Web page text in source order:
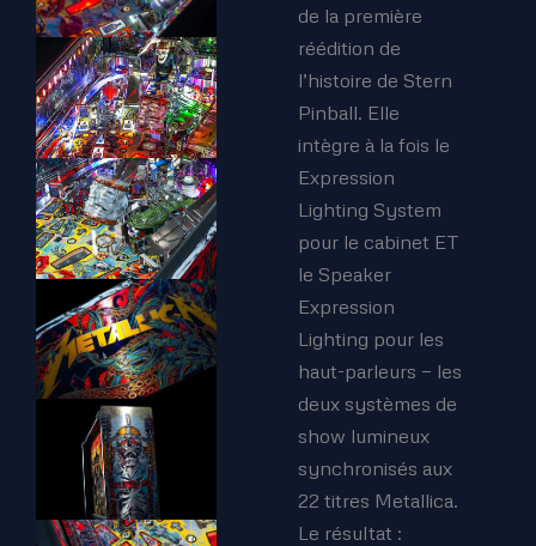
de la première
réédition de
l’histoire de Stern
Pinball. Elle
intègre à la fois le
Expression
Lighting System
pour le cabinet ET
le Speaker
Expression
Lighting pour les
haut-parleurs — les
deux systèmes de
show lumineux
synchronisés aux
22 titres Metallica.
Le résultat :